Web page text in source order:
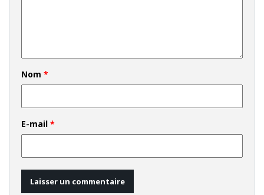
Nom *
E-mail *